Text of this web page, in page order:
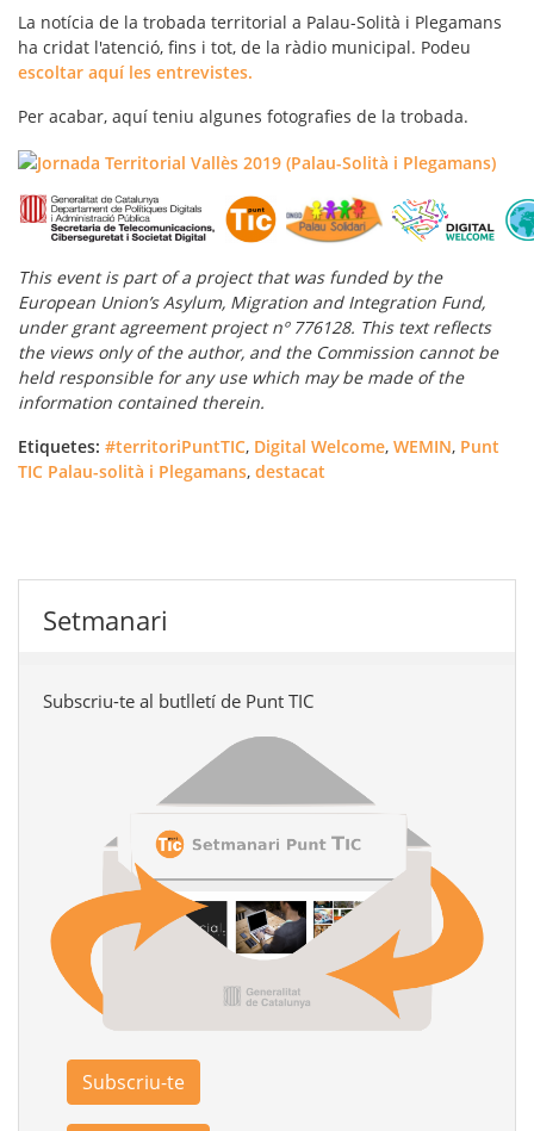
La notícia de la trobada territorial a Palau-Solità i Plegamans
ha cridat l'atenció, fins i tot, de la ràdio municipal. Podeu
escoltar aquí les entrevistes.
Per acabar, aquí teniu algunes fotografies de la trobada.
This event is part of a project that was funded by the
European Union’s Asylum, Migration and Integration Fund,
under grant agreement project nº 776128. This text reflects
the views only of the author, and the Commission cannot be
held responsible for any use which may be made of the
information contained therein.
Etiquetes: #territoriPuntTIC, Digital Welcome, WEMIN, Punt
TIC Palau-solità i Plegamans, destacat
Setmanari
Subscriu-te al butlletí de Punt TIC
Subscriu-te